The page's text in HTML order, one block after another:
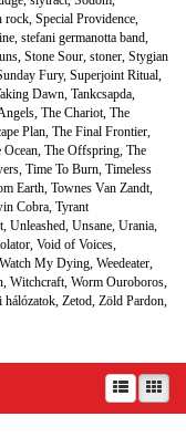
rock, Special Providence,
, stefani germanotta band,
, Stone Sour, stoner, Stygian
Fury, Superjoint Ritual,
Dawn, Tankcsapda,
, The Chariot, The
Plan, The Final Frontier,
Ocean, The Offspring, The
, Time To Burn, Timeless
Earth, Townes Van Zandt,
Cobra, Tyrant
, Unleashed, Unsane, Urania,
, Void of Voices,
Watch My Dying, Weedeater,
, Witchcraft, Worm Ouroboros,
hálózatok, Zetod, Zöld Pardon,